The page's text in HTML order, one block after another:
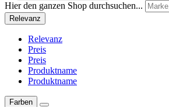
Hier den ganzen Shop durchsuchen...
Relevanz
Relevanz
Preis
Preis
Produktname
Produktname
Farben